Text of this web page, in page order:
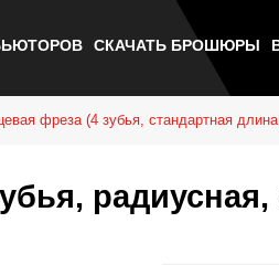
СКАЧАТЬ БРОШЮРЫ
фреза (4 зубья, стандартная
радиусная,